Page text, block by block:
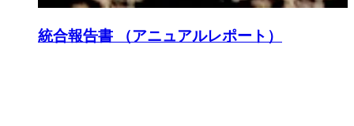
統合報告書 （アニュアルレポート）